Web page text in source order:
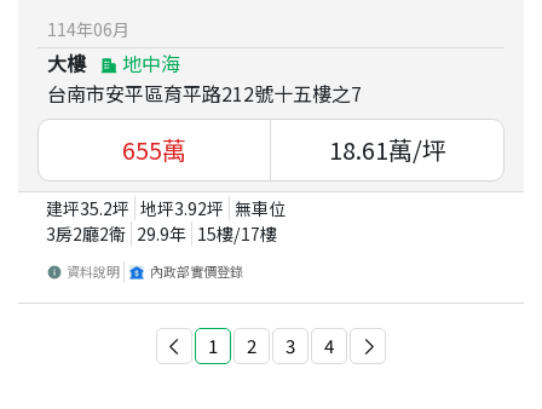
114年06月
大樓
地中海
台南市安平區育平路212號十五樓之7
655萬 18.61萬/坪
建坪35.2坪 地坪3.92坪 無車位
3房2廳2衛 29.9年 15樓/17樓
資料說明 內政部實價登錄
1 2 3 4